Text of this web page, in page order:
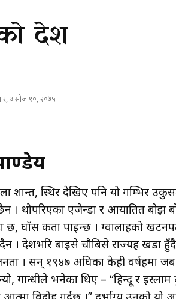
देश
असोज १०, २०७५
शान्त, स्थिर देखिए पनि यो गम्भिर
। थोपरिएका एजेन्डा र आयातित बोझ
छ, घाँस कता पाइन्छ । ग्वालाहरूको
। देशभरि बाइसे चौबिसे राज्यहरू खडा
। सन् १९४७ अघिका केही वर्षहरूमा जब
गान्धीले भनेका थिए – “हिन्दू र इस्लाम